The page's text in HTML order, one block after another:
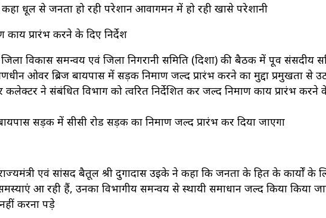
धूल से जनता हो रही परेशान आवागमन में हो रही खासे परेशानी
प्रारंभ करने के दिए निर्देश
विकास समन्वय एवं जिला निगरानी समिति (दिशा) की बैठक में पूर्व संसदीय
ओवर ब्रिज बायपास में सड़क निर्माण जल्द प्रारंभ करने का मुद्दा प्रमुखता से
कलेक्टर ने संबंधित विभाग को त्वरित निर्देशित कर जल्द निर्माण कार्य प्रारंभ करने
सड़क में सीसी रोड सड़क का निर्माण जल्द प्रारंभ कर दिया जाएगा
एवं सांसद बैतूल श्री दुर्गादास उईके ने कहा कि जनता के हित के कार्यों के
आ रही हैं, उनका विभागीय समन्वय से स्थायी समाधान जल्द किया किया
करना पड़े